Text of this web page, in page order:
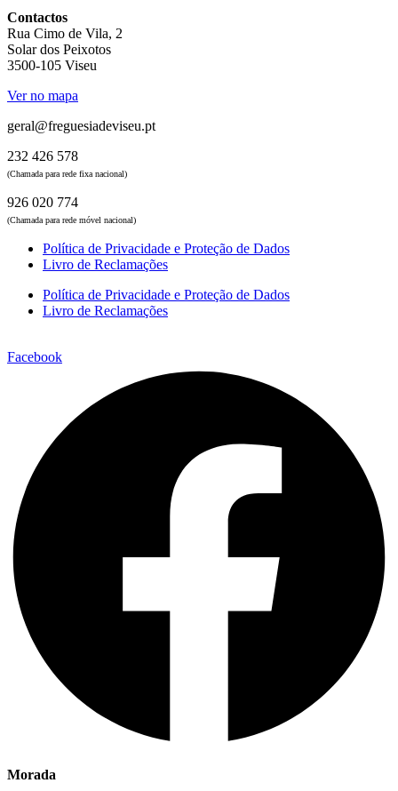
Contactos
Rua Cimo de Vila, 2
Solar dos Peixotos
3500-105 Viseu
Ver no mapa
geral@freguesiadeviseu.pt
232 426 578
(Chamada para rede fixa nacional)
926 020 774
(Chamada para rede móvel nacional)
Política de Privacidade e Proteção de Dados
Livro de Reclamações
Política de Privacidade e Proteção de Dados
Livro de Reclamações
Facebook
Morada